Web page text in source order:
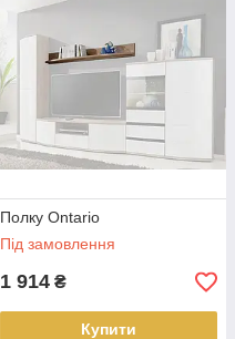
Полку Ontario
Під замовлення
1 914 ₴
Купити